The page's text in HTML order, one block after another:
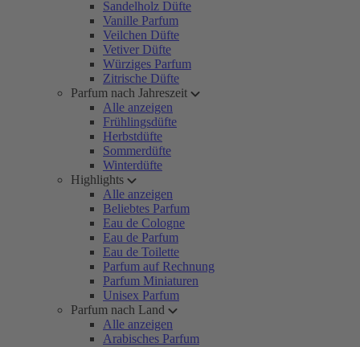
Sandelholz Düfte
Vanille Parfum
Veilchen Düfte
Vetiver Düfte
Würziges Parfum
Zitrische Düfte
Parfum nach Jahreszeit
Alle anzeigen
Frühlingsdüfte
Herbstdüfte
Sommerdüfte
Winterdüfte
Highlights
Alle anzeigen
Beliebtes Parfum
Eau de Cologne
Eau de Parfum
Eau de Toilette
Parfum auf Rechnung
Parfum Miniaturen
Unisex Parfum
Parfum nach Land
Alle anzeigen
Arabisches Parfum